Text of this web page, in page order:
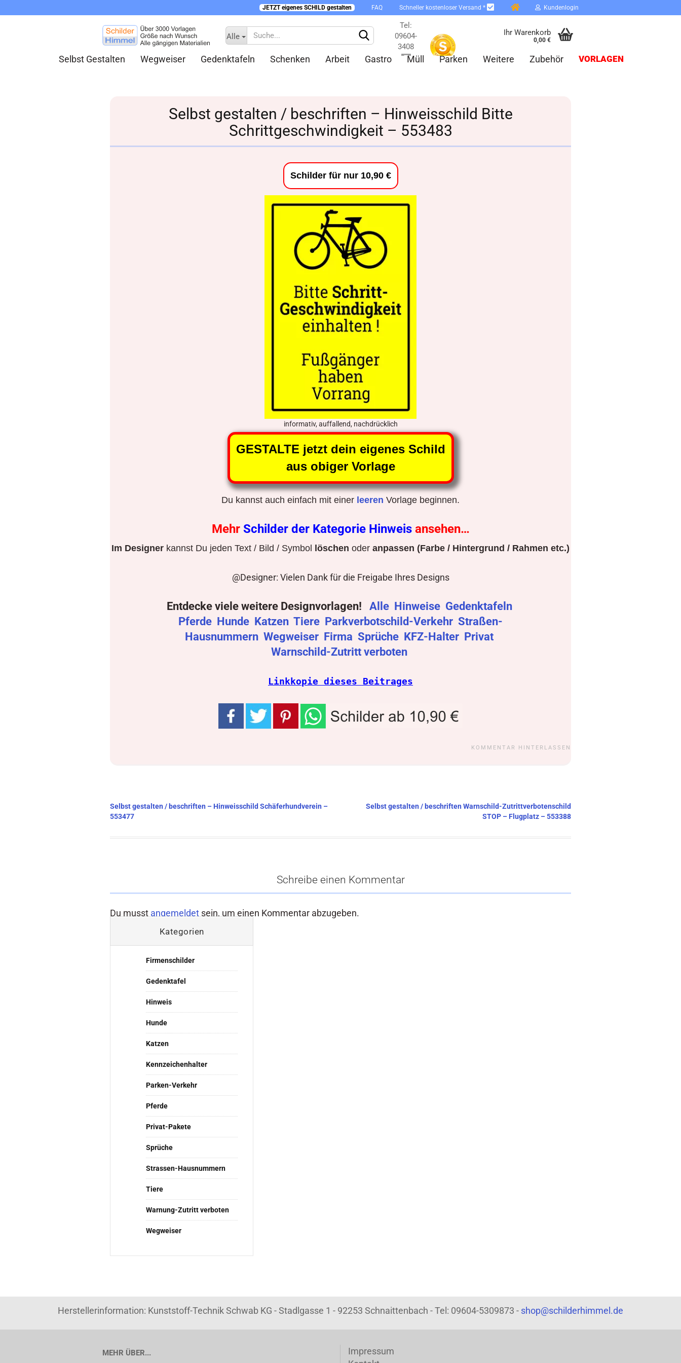
JETZT eigenes SCHILD gestalten FAQ Schneller kostenloser Versand * Kundenlogin
Konto erstellen
Alle
Tel:
09604-
3408
Ihr Warenkorb
0,00 €
Selbst Gestalten Wegweiser Gedenktafeln Schenken Arbeit Gastro Müll Parken Weitere Zubehör VORLAGEN
Selbst gestalten / beschriften – Hinweisschild Bitte
Schrittgeschwindigkeit – 553483
Schilder für nur 10,90 €
informativ, auffallend, nachdrücklich
GESTALTE jetzt dein eigenes Schild
aus obiger Vorlage
Du kannst auch einfach mit einer leeren Vorlage beginnen.
Mehr Schilder der Kategorie Hinweis ansehen…
Im Designer kannst Du jeden Text / Bild / Symbol löschen oder anpassen (Farbe / Hintergrund / Rahmen etc.)
@Designer: Vielen Dank für die Freigabe Ihres Designs
Entdecke viele weitere Designvorlagen! Alle Hinweise Gedenktafeln
Pferde Hunde Katzen Tiere Parkverbotschild-Verkehr Straßen-
Hausnummern Wegweiser Firma Sprüche KFZ-Halter Privat
Warnschild-Zutritt verboten
Linkkopie dieses Beitrages
KOMMENTAR HINTERLASSEN
Beitragsnavigation
Selbst gestalten / beschriften – Hinweisschild Schäferhundverein –
553477
Selbst gestalten / beschriften Warnschild-Zutrittverbotenschild
STOP – Flugplatz – 553388
Schreibe einen Kommentar
Du musst angemeldet sein, um einen Kommentar abzugeben.
Kategorien
Firmenschilder
Gedenktafel
Hinweis
Hunde
Katzen
Kennzeichenhalter
Parken-Verkehr
Pferde
Privat-Pakete
Sprüche
Strassen-Hausnummern
Tiere
Warnung-Zutritt verboten
Wegweiser
Herstellerinformation: Kunststoff-Technik Schwab KG - Stadlgasse 1 - 92253 Schnaittenbach - Tel: 09604-5309873 - shop@schilderhimmel.de
MEHR ÜBER...
Impressum